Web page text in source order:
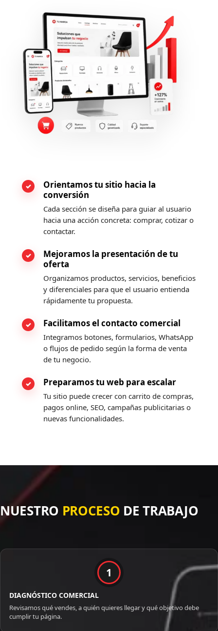
Orientamos tu sitio hacia la
conversión
Cada sección se diseña para guiar al usuario
hacia una acción concreta: comprar, cotizar o
contactar.
Mejoramos la presentación de tu
oferta
Organizamos productos, servicios, beneficios
y diferenciales para que el usuario entienda
rápidamente tu propuesta.
Facilitamos el contacto comercial
Integramos botones, formularios, WhatsApp
o flujos de pedido según la forma de venta
de tu negocio.
Preparamos tu web para escalar
Tu sitio puede crecer con carrito de compras,
pagos online, SEO, campañas publicitarias o
nuevas funcionalidades.
NUESTRO PROCESO DE TRABAJO
1
DIAGNÓSTICO COMERCIAL
Revisamos qué vendes, a quién quieres llegar y qué objetivo debe
cumplir tu página.